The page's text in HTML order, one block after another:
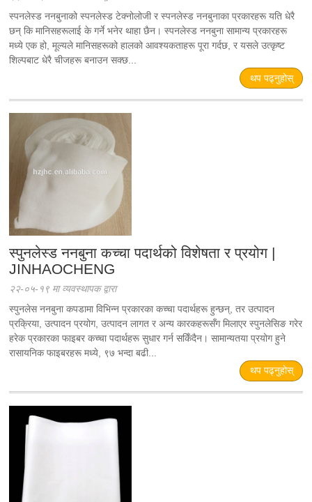
स्पनलेस्ड ननबुनाको स्पनलेस्ड टेक्नोलोजी र स्पनलेस्ड ननबुनाका प्रकारहरू यति धेरै
छन् कि मानिसहरूलाई के गर्ने भनेर थाहा छैन। स्पनलेस्ड ननबुना सामान्य प्रकारहरू
मध्ये एक हो, मूल्यले मानिसहरूको हालको आवश्यकताहरू पूरा गर्दछ, र यसले उत्कृष्ट
शिल्पबाट धेरै चीजहरू बनाउन सक्छ...
थप पढ्नुहोस्
स्पुनलेस्ड ननबुना कच्चा पदार्थको विशेषता र प्रयोग |
JINHAOCHENG
२२-०५-१९ मा व्यवस्थापक द्वारा
स्पुनलेस ननबुना कपडामा विभिन्न प्रकारका कच्चा पदार्थहरू हुन्छन्, तर उत्पादन
प्रक्रिया, उत्पादन प्रयोग, उत्पादन लागत र अन्य कारकहरूसँग मिलाएर स्पुनलेसिङ गरेर
हरेक प्रकारका फाइबर कच्चा पदार्थहरू सुधार गर्न सकिँदैन। सामान्यतया प्रयोग हुने
रासायनिक फाइबरहरू मध्ये, ९७ भन्दा बढी...
थप पढ्नुहोस्